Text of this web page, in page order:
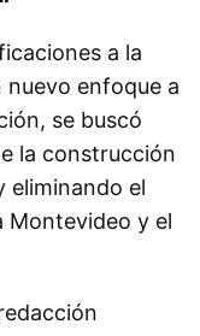
a la
nuevo enfoque a
se buscó
la construcción
eliminando el
Montevideo y el